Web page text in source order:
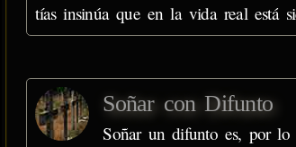
tías insinúa que en la vida real está
Soñar con Difunto
Soñar un difunto es, por lo